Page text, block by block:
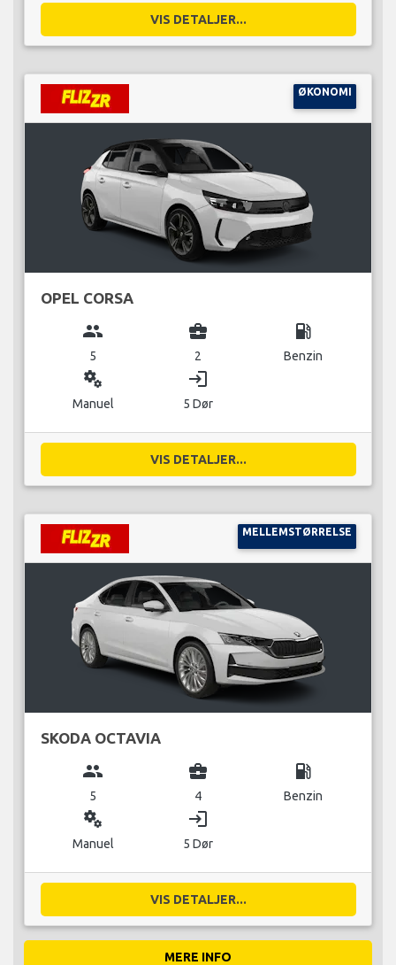
VIS DETALJER...
ØKONOMI
OPEL CORSA
group
5
business_center
2
local_gas_station
Benzin
miscellaneous_services
Manuel
login
5 Dør
VIS DETALJER...
MELLEMSTØRRELSE
SKODA OCTAVIA
group
5
business_center
4
local_gas_station
Benzin
miscellaneous_services
Manuel
login
5 Dør
VIS DETALJER...
MERE INFO